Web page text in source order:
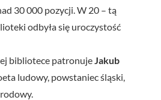
30 000 pozycji. W 20 – tą
odbyła się uroczystość
bibliotece patronujeJakub
ludowy, powstaniec śląski,